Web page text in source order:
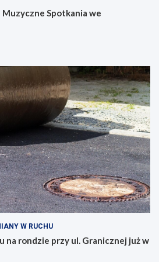
Spotkania we
W RUCHU
na rondzie przy ul. Granicznej już w